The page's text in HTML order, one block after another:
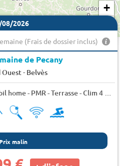
+
08/2026
(Frais de dossier inclus)
de Pecany
Ouest- Belvès
Mobil home - PMR - Terrasse - Clim 4 pers.
Prix malin